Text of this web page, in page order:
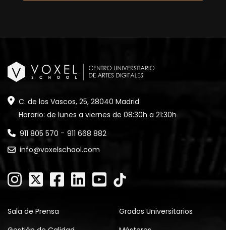
C. de los Vascos, 25, 28040 Madrid
Horario: de lunes a viernes de 08:30h a 21:30h
911 805 570 - 911 668 882
info@voxelschool.com
Sala de Prensa
Grados Universitarios